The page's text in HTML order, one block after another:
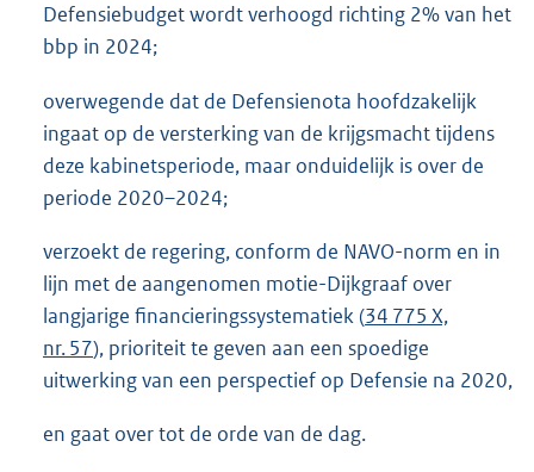
Defensiebudget wordt verhoogd richting 2% van het
bbp in 2024;
overwegende dat de Defensienota hoofdzakelijk
ingaat op de versterking van de krijgsmacht tijdens
deze kabinetsperiode, maar onduidelijk is over de
periode 2020–2024;
verzoekt de regering, conform de NAVO-norm en in
lijn met de aangenomen motie-Dijkgraaf over
langjarige financieringssystematiek (34 775 X,
nr. 57), prioriteit te geven aan een spoedige
uitwerking van een perspectief op Defensie na 2020,
en gaat over tot de orde van de dag.